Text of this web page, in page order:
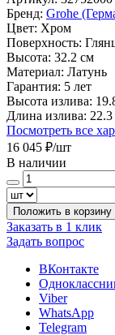
Бренд: Grohe
Цвет: Хром
Поверхность:
Высота: 32.2 см
Материал: Латунь
Гарантия: 5 лет
Высота излива:
Длина излива:
Посмотреть все
16 045 ₽/шт
В наличии
Положить в корзину
Заказать в 1 клик
Задать вопрос
ВКонтакте
Viber
WhatsApp
Telegram